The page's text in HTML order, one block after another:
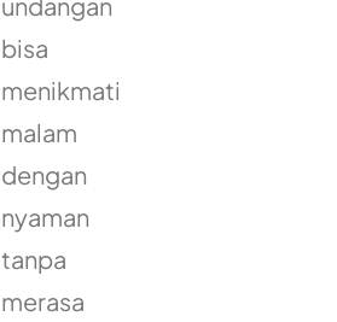
bisa
menikmati
malam
dengan
nyaman
tanpa
merasa